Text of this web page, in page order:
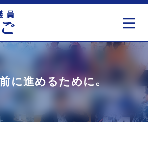
に進めるために。